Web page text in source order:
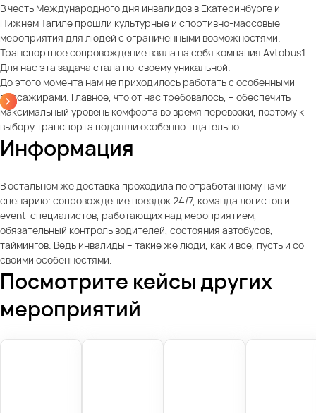
В честь Международного дня инвалидов в Екатеринбурге и
Нижнем Тагиле прошли культурные и спортивно-массовые
мероприятия для людей с ограниченными возможностями.
Транспортное сопровождение взяла на себя компания Avtobus1.
Для нас эта задача стала по-своему уникальной.
До этого момента нам не приходилось работать с особенными
пассажирами. Главное, что от нас требовалось, – обеспечить
максимальный уровень комфорта во время перевозки, поэтому к
выбору транспорта подошли особенно тщательно.
Информация
В остальном же доставка проходила по отработанному нами
сценарию: сопровождение поездок 24/7, команда логистов и
event-специалистов, работающих над мероприятием,
обязательный контроль водителей, состояния автобусов,
таймингов. Ведь инвалиды – такие же люди, как и все, пусть и со
своими особенностями.
Посмотрите кейсы других
мероприятий